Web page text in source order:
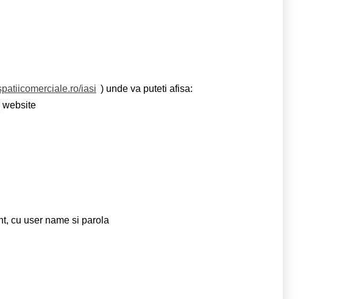
iasi ) unde va puteti afisa:
website
cu user name si parola